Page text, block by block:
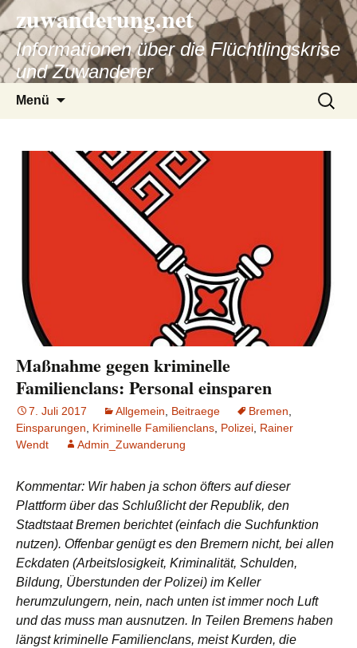
zuwanderung.net
Informationen über die Flüchtlingskrise
und Zuwanderer
Menü
Suche
nach:
Maßnahme gegen kriminelle
Familienclans: Personal einsparen
7. Juli 2017 Allgemein, Beitraege Bremen,
Einsparungen, Kriminelle Familienclans, Polizei, Rainer
Wendt
Admin_Zuwanderung
Kommentar: Wir haben ja schon öfters auf dieser
Plattform über das Schlußlicht der Republik, den
Stadtstaat Bremen berichtet (einfach die Suchfunktion
nutzen). Offenbar genügt es den Bremern nicht, bei allen
Eckdaten (Arbeitslosigkeit, Kriminalität, Schulden,
Bildung, Überstunden der Polizei) im Keller
herumzulungern, nein, nach unten ist immer noch Luft
und das muss man ausnutzen. In Teilen Bremens haben
längst kriminelle Familienclans, meist Kurden, die